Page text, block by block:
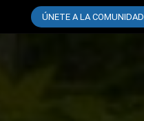
ÚNETE A LA COMUNIDAD